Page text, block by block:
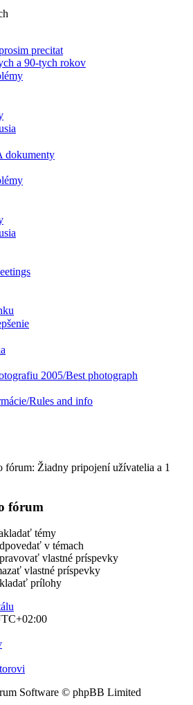
precitat
a 90-tych rokov
2005/Best photograph
Rules and info
fórum: Žiadny pripojení užívatelia a 1
fórum
témy
v témach
vlastné príspevky
vlastné príspevky
prílohy
Software © phpBB Limited